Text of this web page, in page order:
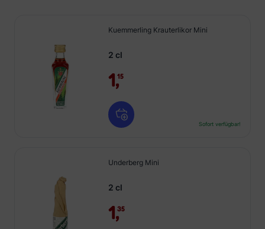
Kuemmerling Krauterlikor Mini
2 cl
1,15
Sofort verfügbar!
Underberg Mini
2 cl
1,35